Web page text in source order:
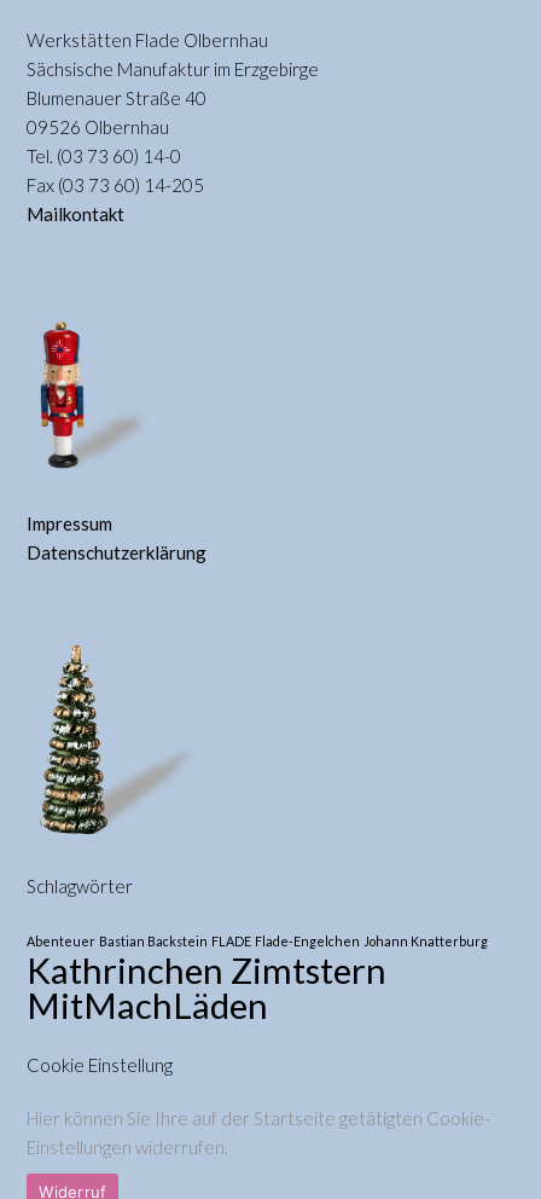
Werkstätten Flade Olbernhau
Sächsische Manufaktur im Erzgebirge
Blumenauer Straße 40
09526 Olbernhau
Tel. (03 73 60) 14-0
Fax (03 73 60) 14-205
Mailkontakt
Impressum
Datenschutzerklärung
Schlagwörter
Abenteuer Bastian Backstein FLADE Flade-Engelchen Johann Knatterburg
Kathrinchen Zimtstern
MitMachLäden
Cookie Einstellung
Hier können Sie Ihre auf der Startseite getätigten Cookie-
Einstellungen widerrufen.
Widerruf